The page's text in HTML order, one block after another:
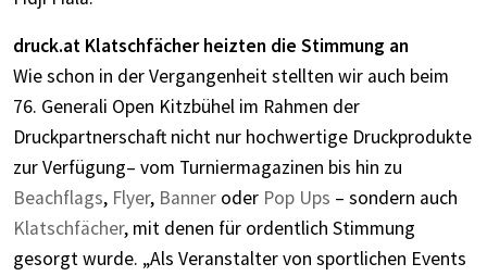
druck.at Klatschfächer heizten die Stimmung an
Wie schon in der Vergangenheit stellten wir auch beim
76. Generali Open Kitzbühel im Rahmen der
Druckpartnerschaft nicht nur hochwertige Druckprodukte
zur Verfügung– vom Turniermagazinen bis hin zu
Beachflags, Flyer, Banner oder Pop Ups – sondern auch
Klatschfächer, mit denen für ordentlich Stimmung
gesorgt wurde. „Als Veranstalter von sportlichen Events